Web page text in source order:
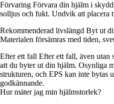
Förvaring Förvara din hjälm i
solljus och fukt. Undvik att placera
Rekommenderad livslängd Byt ut
Materialen försämras med tiden,
Efter ett fall Efter ett fall, även utan
att du byter ut din hjälm. Osynliga
strukturen, och EPS kan inte bytas
godkännande.
Hur mäter jag min hjälmstorlek?